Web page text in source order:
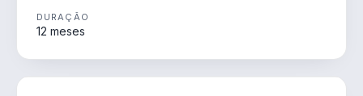
DURAÇÃO
12 meses